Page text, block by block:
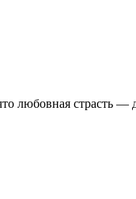
любовная страсть —